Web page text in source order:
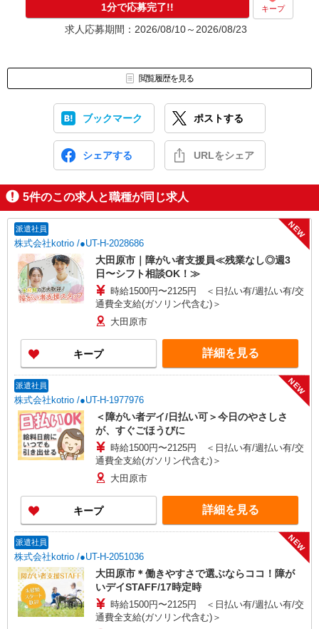
1分で応募完了!! キープ
求人応募期間：2026/08/10～2026/08/23
閲覧履歴を見る
ブックマーク ポストする
シェアする URLをシェア
5件のこの求人と職種が同じ求人
派遣社員
株式会社kotrio /●UT-H-2028686
NEW
大田原市｜障がい者支援員≪残業なし◎週3
日〜シフト相談OK！≫
時給1500円〜2125円 ＜日払い有/週払い有/交
通費全支給(ガソリン代含む)＞
大田原市
キープ 詳細を見る
派遣社員
株式会社kotrio /●UT-H-1977976
NEW
＜障がい者デイ/日払い可＞今日のやさしさ
が、すぐごほうびに
時給1500円〜2125円 ＜日払い有/週払い有/交
通費全支給(ガソリン代含む)＞
大田原市
キープ 詳細を見る
派遣社員
株式会社kotrio /●UT-H-2051036
NEW
大田原市＊働きやすさで選ぶならココ！障が
いデイSTAFF/17時定時
時給1500円〜2125円 ＜日払い有/週払い有/交
通費全支給(ガソリン代含む)＞